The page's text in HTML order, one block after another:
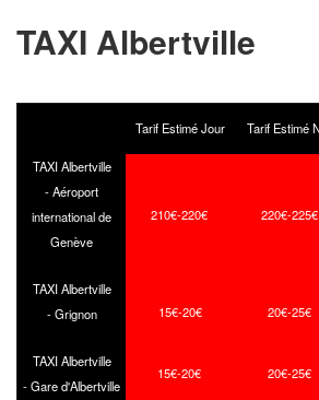
TAXI Albertville
Tarif Estimé Jour Tarif Estimé
TAXI Albertville
- Aéroport
international de
Genève
210€-220€ 220€-225€
TAXI Albertville
- Grignon
15€-20€ 20€-25€
TAXI Albertville
- Gare d'Albertville
15€-20€ 20€-25€